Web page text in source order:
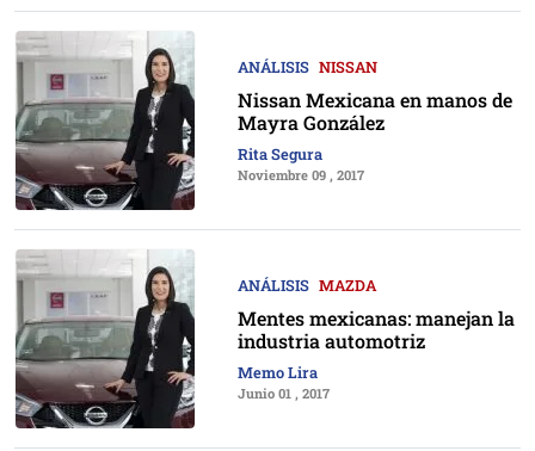
ANÁLISIS NISSAN
Nissan Mexicana en manos de
Mayra González
Rita Segura
Noviembre 09 , 2017
ANÁLISIS MAZDA
Mentes mexicanas: manejan la
industria automotriz
Memo Lira
Junio 01 , 2017